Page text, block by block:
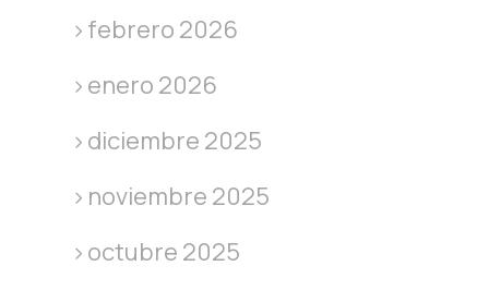
febrero 2026
enero 2026
diciembre 2025
noviembre 2025
octubre 2025